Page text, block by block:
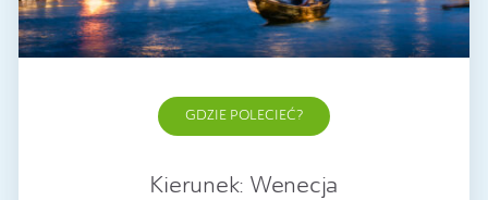
GDZIE POLECIEĆ?
Kierunek: Wenecja